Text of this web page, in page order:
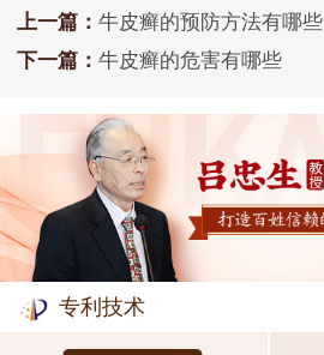
上一篇： 牛皮癣的预防方法有哪些
下一篇： 牛皮癣的危害有哪些
专利技术